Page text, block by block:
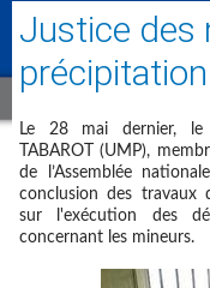
Justice des
Le 28 mai dernier, le
TABAROT (UMP),
de l’Assemblée
conclusion des travaux
sur l'exécution des
concernant les mineurs.